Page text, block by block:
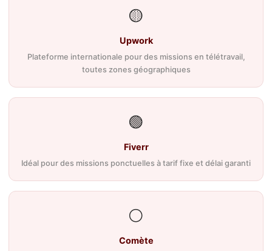
🟡
Upwork
Plateforme internationale pour des missions en télétravail,
toutes zones géographiques
🟢
Fiverr
Idéal pour des missions ponctuelles à tarif fixe et délai garanti
⚪
Comète